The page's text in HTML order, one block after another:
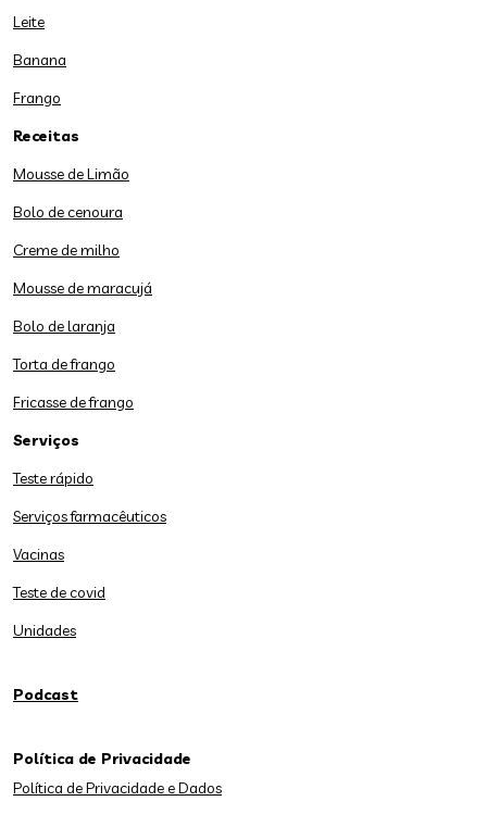
Leite
Banana
Frango
Receitas
Mousse de Limão
Bolo de cenoura
Creme de milho
Mousse de maracujá
Bolo de laranja
Torta de frango
Fricasse de frango
Serviços
Teste rápido
Serviços farmacêuticos
Vacinas
Teste de covid
Unidades
Podcast
Política de Privacidade
Política de Privacidade e Dados